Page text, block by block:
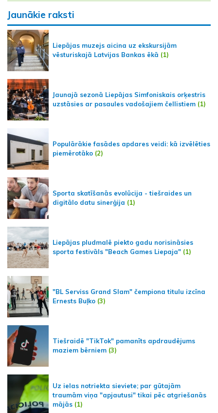
Jaunākie raksti
Liepājas muzejs aicina uz ekskursijām
vēsturiskajā Latvijas Bankas ēkā (1)
Jaunajā sezonā Liepājas Simfoniskais orķestris
uzstāsies ar pasaules vadošajiem čellistiem (1)
Populārākie fasādes apdares veidi: kā izvēlēties
piemērotāko (2)
Sporta skatīšanās evolūcija - tiešraides un
digitālo datu sinerģija (1)
Liepājas pludmalē piekto gadu norisināsies
sporta festivāls "Beach Games Liepaja" (1)
"BL Serviss Grand Slam" čempiona titulu izcīna
Ernests Buļko (3)
Tiešraidē "TikTok" pamanīts apdraudējums
maziem bērniem (3)
Uz ielas notriekta sieviete; par gūtajām
traumām viņa "apjautusi" tikai pēc atgriešanās
mājās (1)